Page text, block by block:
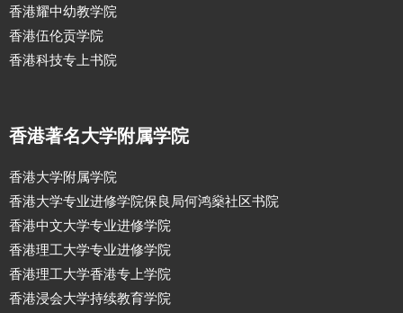
香港耀中幼教学院
香港伍伦贡学院
香港科技专上书院
香港著名大学附属学院
香港大学附属学院
香港大学专业进修学院保良局何鸿燊社区书院
香港中文大学专业进修学院
香港理工大学专业进修学院
香港理工大学香港专上学院
香港浸会大学持续教育学院